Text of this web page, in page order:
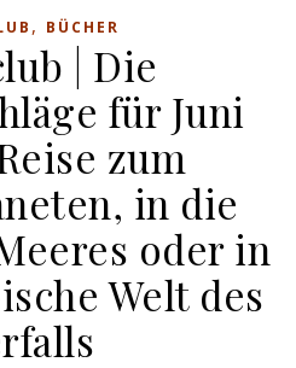
, BÜCHER
| Die
für Juni
zum
in die
oder in
Welt des